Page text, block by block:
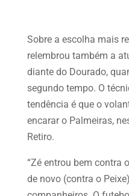
Sobre a escolha mais
relembrou também a
diante do Dourado,
segundo tempo. O
tendência é que o
encarar o Palmeiras,
Retiro.
“Zé entrou bem contra
de novo (contra o